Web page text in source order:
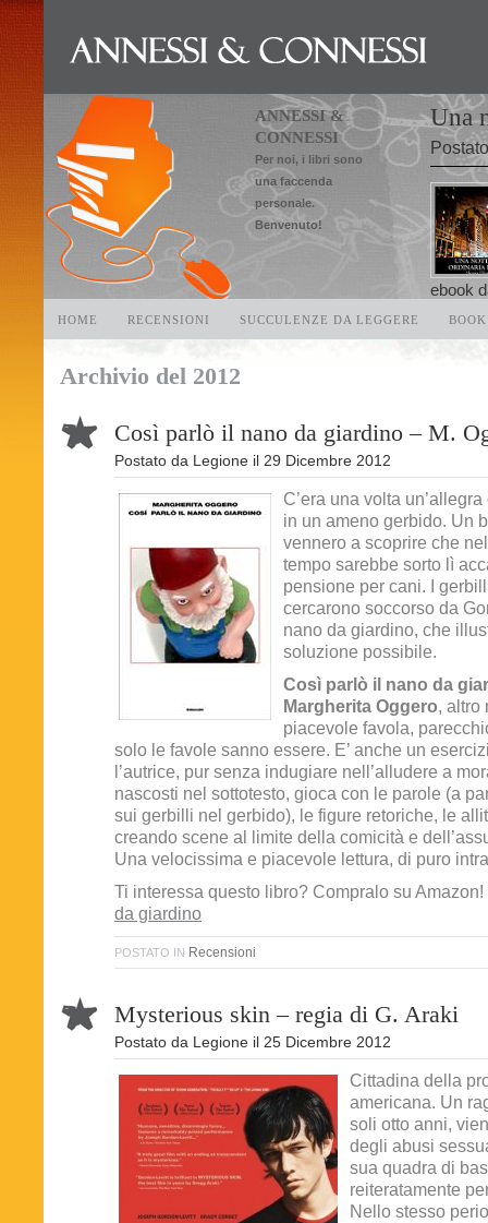
ANNESSI &
CONNESSI
Per noi, i libri sono
una faccenda
personale.
Benvenuto!
Una
ebook
HOME RECENSIONI SUCCULENZE DA LEGGERE
Archivio del 2012
Così parlò il nano da giardino – M.
Postato da Legione il 29 Dicembre 2012
C’era una volta
in un ameno gerbido. Un
vennero a scoprire che
tempo sarebbe sorto lì
pensione per cani. I
cercarono soccorso da
nano da giardino, che
soluzione possibile.
Così parlò il nano da
Margherita Oggero, altro
piacevole favola,
solo le favole sanno essere. E’ anche un
l’autrice, pur senza indugiare nell’alludere a
nascosti nel sottotesto, gioca con le parole (a
sui gerbilli nel gerbido), le figure retoriche, le
creando scene al limite della comicità e
Una velocissima e piacevole lettura, di puro
Ti interessa questo libro? Compralo su Amazon!
da giardino
POSTATO IN Recensioni
Mysterious skin – regia di G. Araki
Postato da Legione il 25 Dicembre 2012
Cittadina della
americana. Un
soli otto anni,
degli abusi
sua quadra di
reiteratamente
Nello stesso